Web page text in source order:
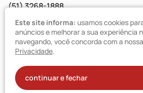
(51) 3268-1888
Luagge Bravo
Mais infos
© Luagge 2025
Todos os direitos reservados
Este site informa: usamos cookies
anúncios e melhorar a sua experiência
navegando, você concorda com a nossa
Privacidade.
continuar e fechar